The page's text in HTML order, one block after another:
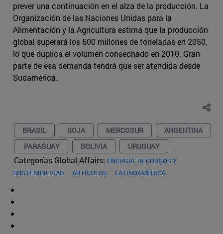
prever una continuación en el alza de la producción. La
Organización de las Naciones Unidas para la
Alimentación y la Agricultura estima que la producción
global superará los 500 millones de toneladas en 2050,
lo que duplica el volumen consechado en 2010. Gran
parte de esa demanda tendrá que ser atendida desde
Sudamérica.
BRASIL SOJA MERCOSUR
ARGENTINA
PARAGUAY
BOLIVIA URUGUAY
Categorías Global Affairs: ENERGÍA, RECURSOS Y
SOSTENIBILIDAD
ARTÍCULOS LATINOAMÉRICA